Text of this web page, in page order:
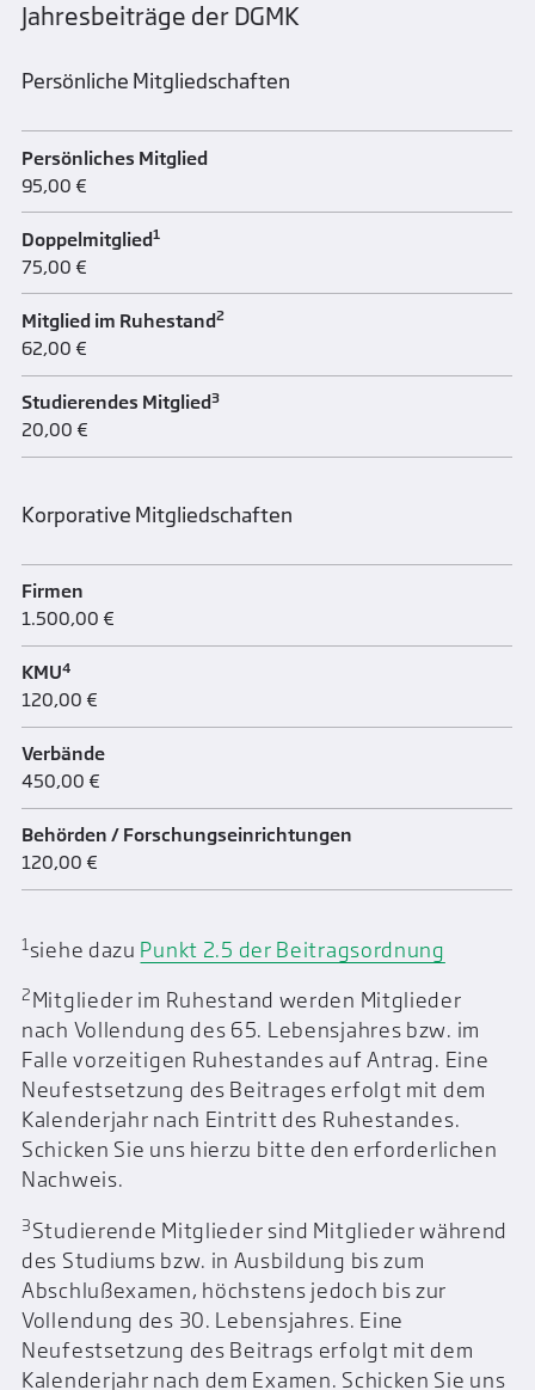
Jahresbeiträge der DGMK
Persönliche Mitgliedschaften
Persönliches Mitglied
95,00 €
Doppelmitglied1
75,00 €
Mitglied im Ruhestand2
62,00 €
Studierendes Mitglied3
20,00 €
Korporative Mitgliedschaften
Firmen
1.500,00 €
KMU4
120,00 €
Verbände
450,00 €
Behörden / Forschungseinrichtungen
120,00 €
1 siehe dazu Punkt 2.5 der Beitragsordnung
2 Mitglieder im Ruhestand werden Mitglieder
nach Vollendung des 65. Lebensjahres bzw. im
Falle vorzeitigen Ruhestandes auf Antrag. Eine
Neufestsetzung des Beitrages erfolgt mit dem
Kalenderjahr nach Eintritt des Ruhestandes.
Schicken Sie uns hierzu bitte den erforderlichen
Nachweis.
3 Studierende Mitglieder sind Mitglieder während
des Studiums bzw. in Ausbildung bis zum
Abschlußexamen, höchstens jedoch bis zur
Vollendung des 30. Lebensjahres. Eine
Neufestsetzung des Beitrags erfolgt mit dem
Kalenderjahr nach dem Examen. Schicken Sie uns